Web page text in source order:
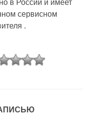
в России и имеет
сервисном
.